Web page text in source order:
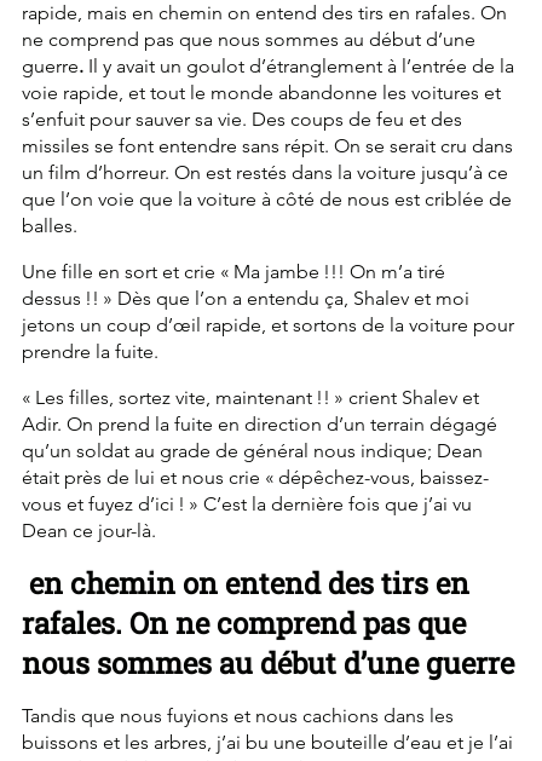
rapide, mais en chemin on entend des tirs en rafales. On
ne comprend pas que nous sommes au début d’une
guerre. Il y avait un goulot d’étranglement à l’entrée de la
voie rapide, et tout le monde abandonne les voitures et
s’enfuit pour sauver sa vie. Des coups de feu et des
missiles se font entendre sans répit. On se serait cru dans
un film d’horreur. On est restés dans la voiture jusqu’à ce
que l’on voie que la voiture à côté de nous est criblée de
balles.
Une fille en sort et crie « Ma jambe !!! On m’a tiré
dessus !! » Dès que l’on a entendu ça, Shalev et moi
jetons un coup d’œil rapide, et sortons de la voiture pour
prendre la fuite.
« Les filles, sortez vite, maintenant !! » crient Shalev et
Adir. On prend la fuite en direction d’un terrain dégagé
qu’un soldat au grade de général nous indique; Dean
était près de lui et nous crie « dépêchez-vous, baissez-
vous et fuyez d’ici ! » C’est la dernière fois que j’ai vu
Dean ce jour-là.
rafales. On ne comprend pas que
nous sommes au début d’une guerre
Tandis que nous fuyions et nous cachions dans les
buissons et les arbres, j’ai bu une bouteille d’eau et je l’ai